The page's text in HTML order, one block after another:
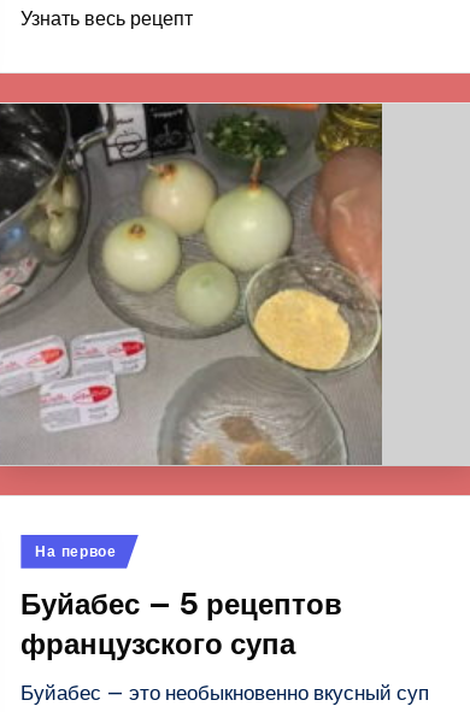
Узнать весь рецепт
Опубликовано
На первое
Буйабес — 5 рецептов
французского супа
Буйабес — это необыкновенно вкусный суп